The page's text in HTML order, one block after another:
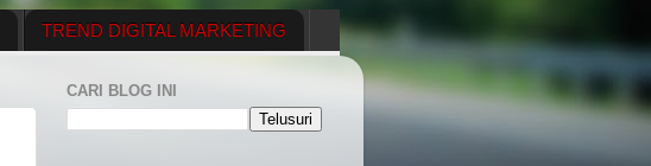
TREND DIGITAL MARKETING
CARI BLOG INI